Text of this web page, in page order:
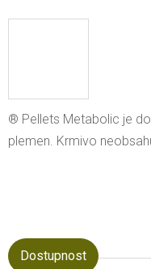
® Pellets Metabolic je
plemen. Krmivo
Dostupnost